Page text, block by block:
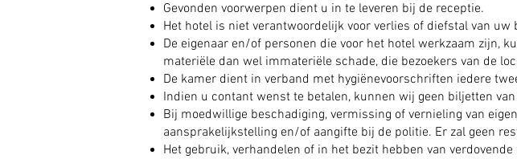
Gevonden voorwerpen dient u in te leveren bij de receptie.
Het hotel is niet verantwoordelijk voor verlies of diefstal van uw
De eigenaar en/of personen die voor het hotel werkzaam zijn,
materiële dan wel immateriële schade, die bezoekers van de
De kamer dient in verband met hygiënevoorschriften iedere
Indien u contant wenst te betalen, kunnen wij geen biljetten
Bij moedwillige beschadiging, vermissing of vernieling van
aansprakelijkstelling en/of aangifte bij de politie. Er zal geen
Het gebruik, verhandelen of in het bezit hebben van